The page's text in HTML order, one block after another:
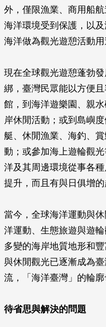
外，僅限漁業、商用船
海洋環境受到保護，以
海洋做為觀光遊憩活動用
現在全球觀光遊憩蓬勃
綁，臺灣民眾能以方便
館，到海洋遊樂園、親
岸休閒活動；或到島嶼
艇、休閒漁業、海釣、
動；或參加海上遊輪觀
洋及其周邊環境從事各
提升，而且有與日俱增的
當今，全球海洋運動與
洋運動、生態旅遊與遊
多變的海岸地質地形和
與休閒觀光已逐漸成為
流，「海洋臺灣」的輪廓
待省思與解決的問題